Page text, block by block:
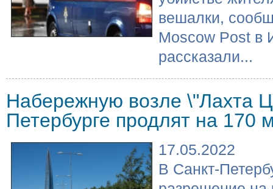
вешалки,
Moscow Post в
рассказали...
Набережную возле \"Лахта
Петербурге продлят на 170
17.05.2022
В Санкт-